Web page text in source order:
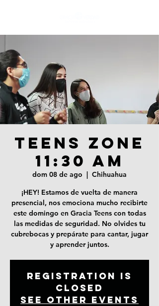
TEENS ZONE
11:30 AM
dom 08 de ago
  |
Chihuahua
¡HEY! Estamos de vuelta de manera
presencial, nos emociona mucho recibirte
este domingo en Gracia Teens con todas
las medidas de seguridad. No olvides tu
cubrebocas y prepárate para cantar, jugar
y aprender juntos.
Registration is
Closed
See other events